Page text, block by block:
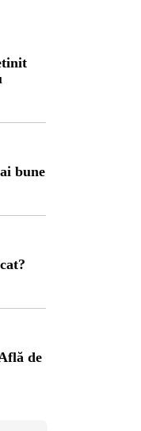
bune
de